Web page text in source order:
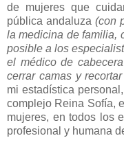
de mujeres que
pública andaluza(con
la medicina de familia,
posible a los
el médico de
cerrar camas y
mi estadística
complejo Reina Sofía,
mujeres, en todos los
profesional y humana